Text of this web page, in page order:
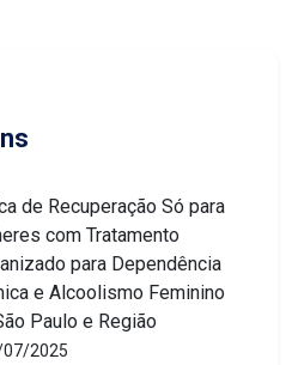
de Recuperação Só para
com Tratamento
para Dependência
e Alcoolismo Feminino
Paulo e Região
2025